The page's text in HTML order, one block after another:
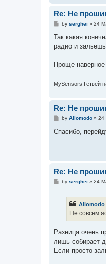
Re: Не
P
s
by serghei » 24
Так какая
радио и
Проще
MySensors Гетвей
Re: Не
P
s
by Aliomodo» 24
Спасибо,
Re: Не
Pby serghei » 24
Aliomodo
Не совсем
Разница очень
лишь собирает
Если просто